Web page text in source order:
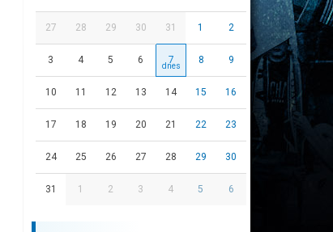
27 28 29 30 31 1 2
3 4 5 6 7 8 9
10 11 12 13 14 15 16
17 18 19 20 21 22 23
24 25 26 27 28 29 30
31 1 2 3 4 5 6